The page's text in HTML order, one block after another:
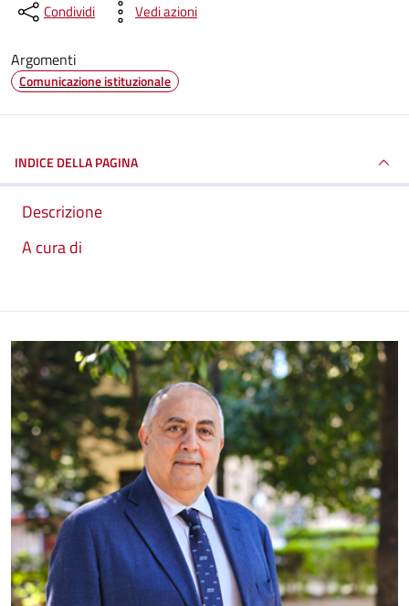
Condividi Vedi azioni
Argomenti
Comunicazione istituzionale
INDICE DELLA PAGINA
Descrizione
A cura di